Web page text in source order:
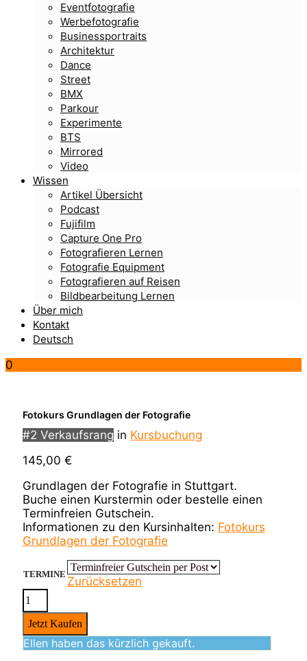
Eventfotografie
Werbefotografie
Businessportraits
Architektur
Dance
Street
BMX
Parkour
Experimente
BTS
Mirrored
Video
Wissen
Artikel Übersicht
Podcast
Fujifilm
Capture One Pro
Fotografieren Lernen
Fotografie Equipment
Fotografieren auf Reisen
Bildbearbeitung Lernen
Über mich
Kontakt
Deutsch
0
Fotokurs Grundlagen der Fotografie
#2 Verkaufsrang in Kursbuchung
145,00 €
Grundlagen der Fotografie in Stuttgart.
Buche einen Kurstermin oder bestelle einen
Terminfreien Gutschein.
Informationen zu den Kursinhalten: Fotokurs
Grundlagen der Fotografie
TERMINE
Zurücksetzen
FOTOKURS
GRUNDLAGEN
DER
FOTOGRAFIE
Jetzt Kaufen
Ellen haben das kürzlich gekauft.